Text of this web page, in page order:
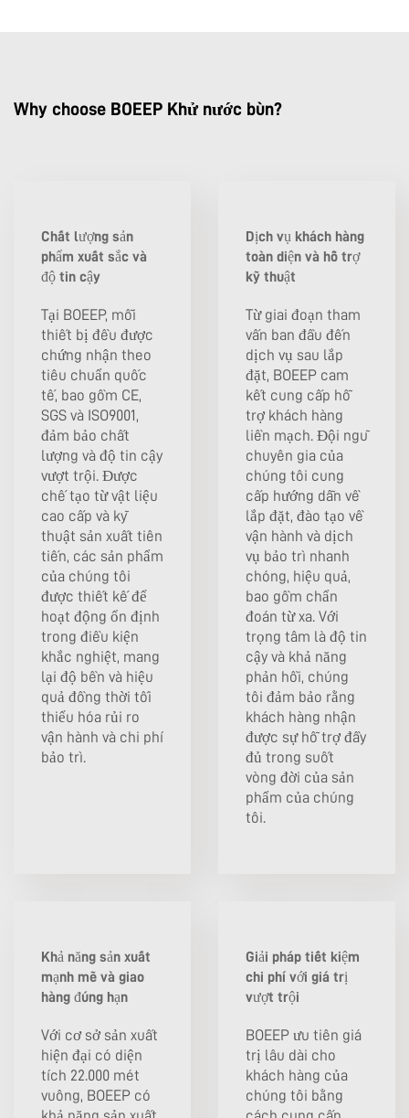
Why choose BOEEP Khử nước bùn?
Chất lượng sản
phẩm xuất sắc và
độ tin cậy
Tại BOEEP, mỗi
thiết bị đều được
chứng nhận theo
tiêu chuẩn quốc
tế, bao gồm CE,
SGS và ISO9001,
đảm bảo chất
lượng và độ tin cậy
vượt trội. Được
chế tạo từ vật liệu
cao cấp và kỹ
thuật sản xuất tiên
tiến, các sản phẩm
của chúng tôi
được thiết kế để
hoạt động ổn định
trong điều kiện
khắc nghiệt, mang
lại độ bền và hiệu
quả đồng thời tối
thiểu hóa rủi ro
vận hành và chi phí
bảo trì.
Dịch vụ khách hàng
toàn diện và hỗ trợ
kỹ thuật
Từ giai đoạn tham
vấn ban đầu đến
dịch vụ sau lắp
đặt, BOEEP cam
kết cung cấp hỗ
trợ khách hàng
liền mạch. Đội ngũ
chuyên gia của
chúng tôi cung
cấp hướng dẫn về
lắp đặt, đào tạo về
vận hành và dịch
vụ bảo trì nhanh
chóng, hiệu quả,
bao gồm chẩn
đoán từ xa. Với
trọng tâm là độ tin
cậy và khả năng
phản hồi, chúng
tôi đảm bảo rằng
khách hàng nhận
được sự hỗ trợ đầy
đủ trong suốt
vòng đời của sản
phẩm của chúng
tôi.
Khả năng sản xuất
mạnh mẽ và giao
hàng đúng hạn
Với cơ sở sản xuất
hiện đại có diện
tích 22.000 mét
vuông, BOEEP có
Giải pháp tiết kiệm
chi phí với giá trị
vượt trội
BOEEP ưu tiên giá
trị lâu dài cho
khách hàng của
chúng tôi bằng